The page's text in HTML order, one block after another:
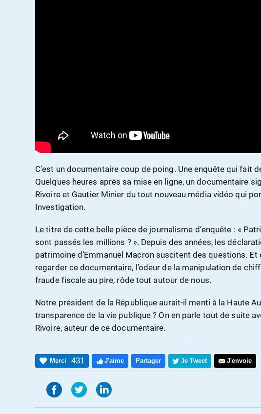
C’est un documentaire coup de poing. Une enquête qui fait
Quelques heures après sa mise en ligne, un documentaire
Rivoire et Gautier Minier du tout nouveau média vidéo qui
Investigation.
Le titre de cette belle pièce de journalisme d’enquête : «
sont passés les millions ? ». Depuis des années, les
patrimoine d’Emmanuel Macron suscitent des questions. Et
regarder ce documentaire, l’odeur de la manipulation de
fraude fiscale au pire, rôde tout autour de nous.
Notre président de la République aurait-il menti à la Haute
transparence de la vie publique ? On en parle tout de suite
Rivoire, auteur de ce documentaire.
Merci 431 J'aime Partager Je Tweet J'envoie